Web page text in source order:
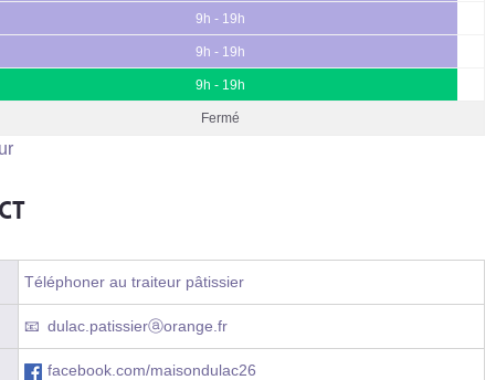
9h - 19h
9h - 19h
9h - 19h
Fermé
Téléphoner au traiteur pâtissier
dulac.patissierⓐorange.fr
facebook.com/maisondulac26